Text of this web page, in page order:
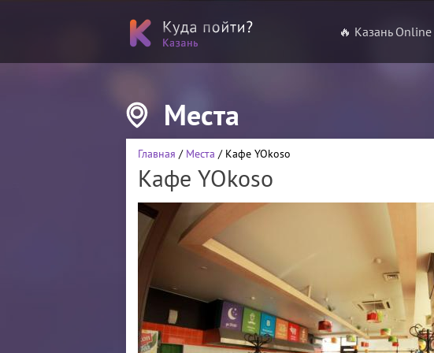
🔥 Казань Online
Места
Главная / Места / Кафе YOkoso
Кафе YOkoso